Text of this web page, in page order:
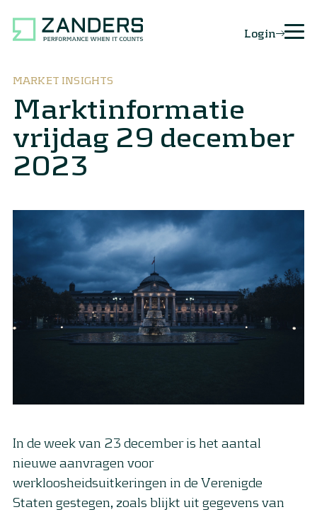
Login
MARKET INSIGHTS
Marktinformatie
vrijdag 29 december
2023
In de week van 23 december is het aantal
nieuwe aanvragen voor
werkloosheidsuitkeringen in de Verenigde
Staten gestegen, zoals blijkt uit gegevens van